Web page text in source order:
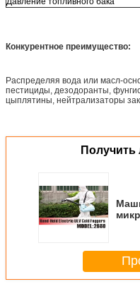
Конкурентное преимущество:
Распределяя вода или масл-
пестициды, дезодоранты,
цыплятины, нейтрализаторы